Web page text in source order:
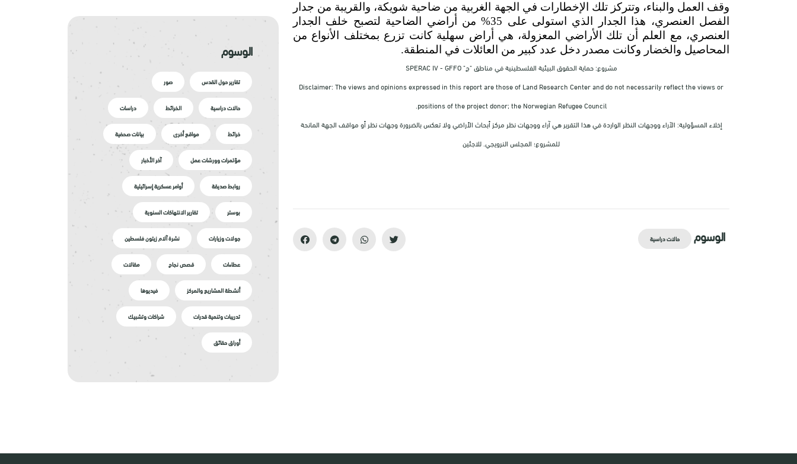
وقف العمل والبناء، وتتركز تلك الإخطارات في الجهة الغربية من ضاحية شويكة، والقريبة من جدار
الفصل العنصري، هذا الجدار الذي استولى على 35% من أراضي الضاحية لتصبح خلف الجدار
العنصري، مع العلم أن تلك الأراضي المعزولة، هي أراض سهلية كانت تزرع بمختلف الأنواع من
المحاصيل والخضار وكانت مصدر دخل عدد كبير من العائلات في المنطقة.
مشروع: حماية الحقوق البيئية الفلسطينية في مناطق "ج" SPERAC IV - GFFO
Disclaimer: The views and opinions expressed in this report are those of Land Research Center and do not necessarily reflect the views or
positions of the project donor; the Norwegian Refugee Council.
إخلاء المسؤولية: الآراء ووجهات النظر الواردة في هذا التقرير هي آراء ووجهات نظر مركز أبحاث الأراضي ولا تعكس بالضرورة وجهات نظر أو مواقف الجهة المانحة
للمشروع؛ المجلس النرويجي. للاجئين
الوسوم حالات دراسية
الوسوم
تقارير حول القدس صور
حالات دراسية الخرائط دراسات
خرائط مواقع أخرى بيانات صحفية
مؤتمرات وورشات عمل آخر الأخبار
روابط صديقة أوامر عسكرية إسرائيلية
بوستر تقارير الانتهاكات السنوية
جولات وزيارات نشرة آلام زيتون فلسطين
عطاءات قصص نجاح مقالات
أنشطة المشاريع والمركز فيديوها
تدريبات وتنمية قدرات شراكات وتشبيك
أوراق حقائق